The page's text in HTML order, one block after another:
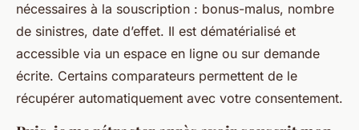
nécessaires à la souscription : bonus-malus, nombre
de sinistres, date d’effet. Il est dématérialisé et
accessible via un espace en ligne ou sur demande
écrite. Certains comparateurs permettent de le
récupérer automatiquement avec votre consentement.